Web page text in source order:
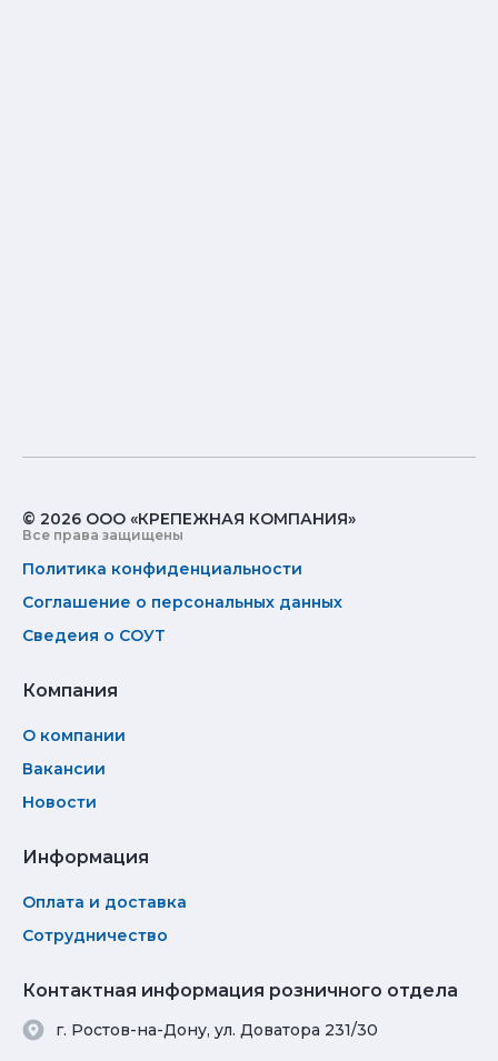
© 2026 ООО «КРЕПЕЖНАЯ КОМПАНИЯ»
Все права защищены
Политика конфиденциальности
Соглашение о персональных данных
Сведеия о СОУТ
Компания
О компании
Вакансии
Новости
Информация
Оплата и доставка
Сотрудничество
Контактная информация розничного отдела
г. Ростов-на-Дону, ул. Доватора 231/30